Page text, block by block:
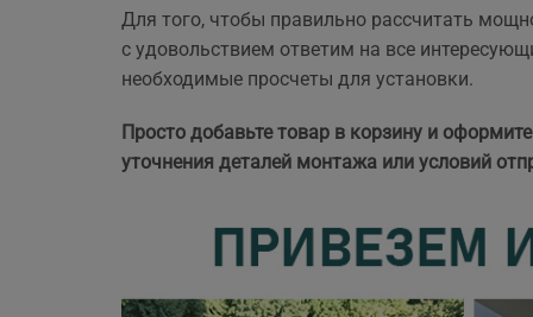
Для того, чтобы правильно рассчитать
с удовольствием ответим на все
необходимые просчеты для установки.
Просто добавьте товар в корзину и
уточнения деталей монтажа или условий